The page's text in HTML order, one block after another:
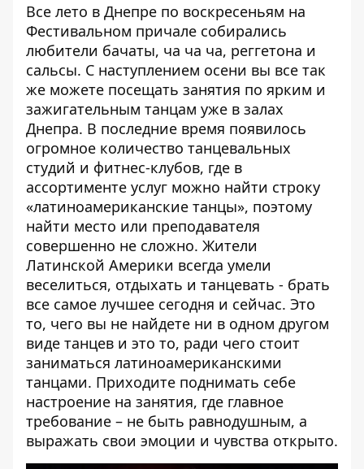
Все лето в Днепре по воскресеньям на
Фестивальном причале собирались
любители бачаты, ча ча ча, реггетона и
сальсы. С наступлением осени вы все так
же можете посещать занятия по ярким и
зажигательным танцам уже в залах
Днепра. В последние время появилось
огромное количество танцевальных
студий и фитнес-клубов, где в
ассортименте услуг можно найти строку
«латиноамериканские танцы», поэтому
найти место или преподавателя
совершенно не сложно. Жители
Латинской Америки всегда умели
веселиться, отдыхать и танцевать - брать
все самое лучшее сегодня и сейчас. Это
то, чего вы не найдете ни в одном другом
виде танцев и это то, ради чего стоит
заниматься латиноамериканскими
танцами. Приходите поднимать себе
настроение на занятия, где главное
требование – не быть равнодушным, а
выражать свои эмоции и чувства открыто.